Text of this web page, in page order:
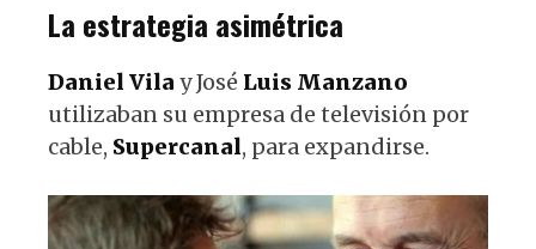
La estrategia asimétrica
Daniel Vila y José Luis Manzano
utilizaban su empresa de televisión por
cable, Supercanal, para expandirse.